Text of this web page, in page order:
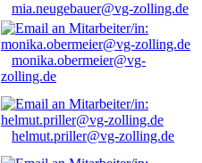
mia.neugebauer@vg-zolling.de
monika.obermeier@vg-
zolling.de
helmut.priller@vg-zolling.de